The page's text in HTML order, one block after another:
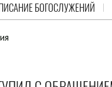
БОГОСЛУЖЕНИЙ